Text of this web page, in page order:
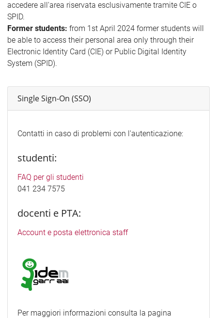
accedere all'area riservata esclusivamente tramite CIE o
SPID.
Former students: from 1st April 2024 former students will
be able to access their personal area only through their
Electronic Identity Card (CIE) or Public Digital Identity
System (SPID).
Single Sign-On (SSO)
Contatti in caso di problemi con l'autenticazione:
studenti:
FAQ per gli studenti
041 234 7575
docenti e PTA:
Account e posta elettronica staff
Per maggiori informazioni consulta la pagina